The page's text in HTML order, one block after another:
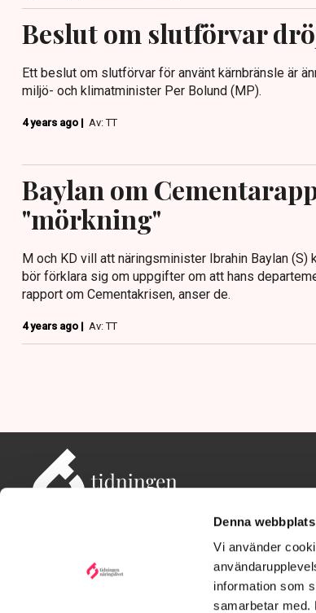
Denna
Vi använder
information som
samarbetar med.
Beslut om slutförvar
Ett beslut om slutförvar för använt kärnbränsle är
miljö- och klimatminister Per Bolund (MP).
4 years ago | Av: TT
Baylan om
"mörkning"
M och KD vill att näringsminister Ibrahin Baylan
bör förklara sig om uppgifter om att hans
rapport om Cementakrisen, anser de.
4 years ago | Av: TT
Adress: Tidningen Näringslivet, 114 82 Stockholm
Besöksadress: Storgatan 19, Stockholm